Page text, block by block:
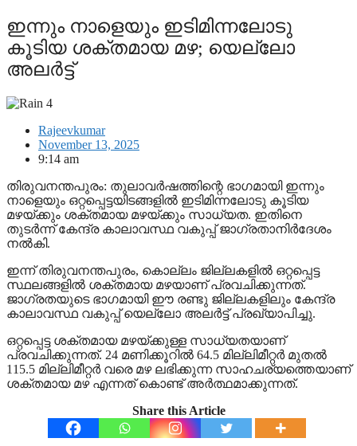
ഇന്നും നാളെയും ഇടിമിന്നലോടു
കൂടിയ ശക്തമായ മഴ; യെല്ലോ
അലര്‍ട്ട്
Rajeevkumar
November 13, 2025
9:14 am
തിരുവനന്തപുരം: തുലാവര്‍ഷത്തിന്റെ ഭാഗമായി ഇന്നും
നാളെയും ഒറ്റപ്പെട്ടയിടങ്ങളില്‍ ഇടിമിന്നലോടു കൂടിയ
മഴയ്ക്കും ശക്തമായ മഴയ്ക്കും സാധ്യത. ഇതിനെ
തുടര്‍ന്ന് കേന്ദ്ര കാലാവസ്ഥ വകുപ്പ് ജാഗ്രതാനിര്‍ദേശം
നല്‍കി.
ഇന്ന് തിരുവനന്തപുരം, കൊല്ലം ജില്ലകളില്‍ ഒറ്റപ്പെട്ട
സ്ഥലങ്ങളില്‍ ശക്തമായ മഴയാണ് പ്രവചിക്കുന്നത്.
ജാഗ്രതയുടെ ഭാഗമായി ഈ രണ്ടു ജില്ലകളിലും കേന്ദ്ര
കാലാവസ്ഥ വകുപ്പ് യെല്ലോ അലര്‍ട്ട് പ്രഖ്യാപിച്ചു.
ഒറ്റപ്പെട്ട ശക്തമായ മഴയ്ക്കുള്ള സാധ്യതയാണ്
പ്രവചിക്കുന്നത്. 24 മണിക്കൂറില്‍ 64.5 മില്ലിമീറ്റര്‍ മുതല്‍
115.5 മില്ലിമീറ്റര്‍ വരെ മഴ ലഭിക്കുന്ന സാഹചര്യത്തെയാണ്
ശക്തമായ മഴ എന്നത് കൊണ്ട് അര്‍ത്ഥമാക്കുന്നത്.
Share this Article